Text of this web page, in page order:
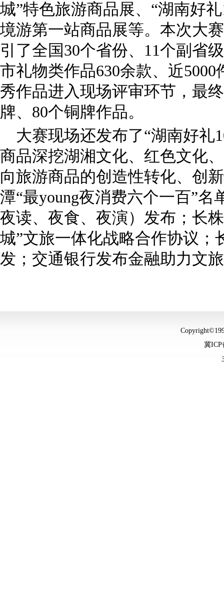
城”特色旅游商品展、“湖南好
境游第一站商品展等。本次大
引了全国30个省份、11个副省
市礼物类作品630余款、近
秀作品进入现场评审环节，最
牌、80个铜牌作品。
大赛现场还发布了“湖南好礼
商品深挖湖湘文化、红色文化
向旅游商品的创造性转化、创
潭“最young夜消费六个一百”
夜读、夜食、夜演）发布；长
城”文旅一体化战略合作协议；
发；交通银行发布金融助力文
冀ICP